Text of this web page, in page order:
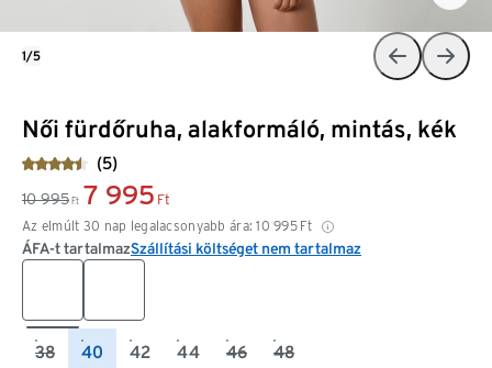
Női fürdőruha, alakformáló, mintás, kék
(5)
10 995 Ft 7 995 Ft
Az elmúlt 30 nap legalacsonyabb ára: 10 995 Ft
ÁFA-t tartalmazSzállítási költséget nem tartalmaz
38 40 42 44 46 48
1/5